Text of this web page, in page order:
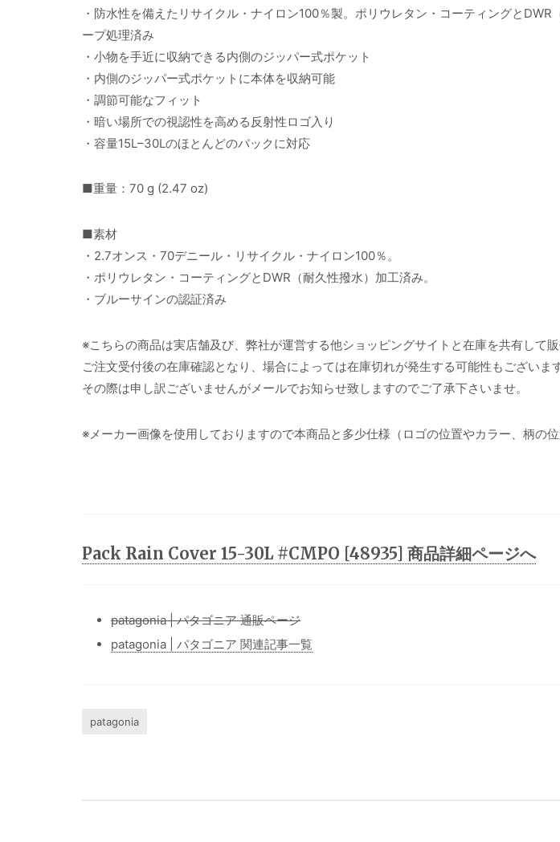
・防水性を備えたリサイクル・ナイロン100％製。ポリウレタン・コーティングと
ープ処理済み
・小物を手近に収納できる内側のジッパー式ポケット
・内側のジッパー式ポケットに本体を収納可能
・調節可能なフィット
・暗い場所での視認性を高める反射性ロゴ入り
・容量15L–30Lのほとんどのパックに対応
■重量：70 g (2.47 oz)
■素材
・2.7オンス・70デニール・リサイクル・ナイロン100％。
・ポリウレタン・コーティングとDWR（耐久性撥水）加工済み。
・ブルーサインの認証済み
※こちらの商品は実店舗及び、弊社が運営する他ショッピングサイトと在庫を共有して販
ご注文受付後の在庫確認となり、場合によっては在庫切れが発生する可能性もございます
その際は申し訳ございませんがメールでお知らせ致しますのでご了承下さいませ。
※メーカー画像を使用しておりますので本商品と多少仕様（ロゴの位置やカラー、柄の
Pack Rain Cover 15-30L #CMPO [48935] 商品詳細ページへ
patagonia | パタゴニア 通販ページ
patagonia | パタゴニア 関連記事一覧
patagonia